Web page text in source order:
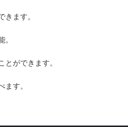
ます。
ができます。
す。